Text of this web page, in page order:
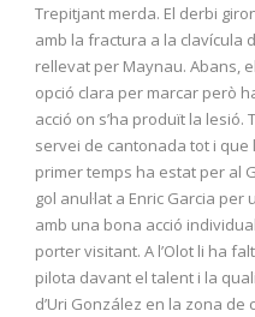
Trepitjant merda. El derbi
amb la fractura a la clavícula
rellevat per Maynau. Abans,
opció clara per marcar però
acció on s’ha produït la lesió.
servei de cantonada tot i
primer temps ha estat per al
gol anul·lat a Enric Garcia
amb una bona acció
porter visitant. A l’Olot li ha
pilota davant el talent i la
d’Uri González en la zona